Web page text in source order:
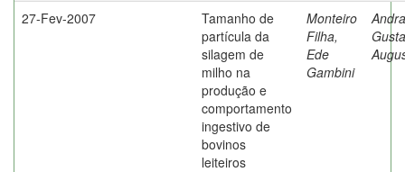
27-Fev-2007
Tamanho de
partícula da
silagem de
milho na
produção e
comportamento
ingestivo de
bovinos
leiteiros
Monteiro
Filha,
Ede
Gambini